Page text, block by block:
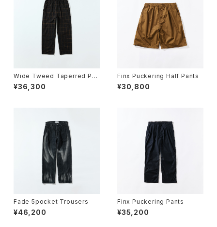
Wide Tweed Taperred Pan
ts
¥36,300
Finx Puckering Half Pants
¥30,800
Fade 5pocket Trousers
¥46,200
Finx Puckering Pants
¥35,200